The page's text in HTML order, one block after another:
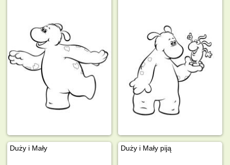
Duży i Mały Duży i Mały piją